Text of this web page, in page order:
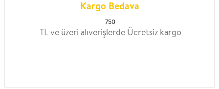
Kargo Bedava
750
TL ve üzeri alıverişlerde Ücretsiz kargo